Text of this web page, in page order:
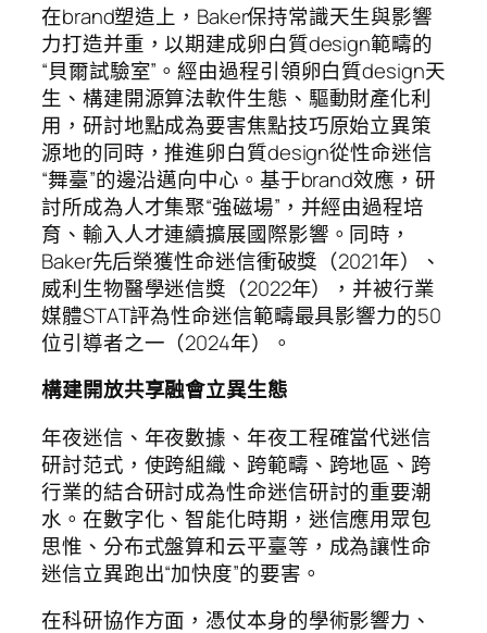
在brand塑造上，Baker保持常識天生與影響
力打造并重，以期建成卵白質design範疇的
“貝爾試驗室”。經由過程引領卵白質design天
生、構建開源算法軟件生態、驅動財產化利
用，研討地點成為要害焦點技巧原始立異策
源地的同時，推進卵白質design從性命迷信
“舞臺”的邊沿邁向中心。基于brand效應，研
討所成為人才集聚“強磁場”，并經由過程培
育、輸入人才連續擴展國際影響。同時，
Baker先后榮獲性命迷信衝破獎（2021年）、
威利生物醫學迷信獎（2022年），并被行業
媒體STAT評為性命迷信範疇最具影響力的50
位引導者之一（2024年）。
構建開放共享融會立異生態
年夜迷信、年夜數據、年夜工程確當代迷信
研討范式，使跨組織、跨範疇、跨地區、跨
行業的結合研討成為性命迷信研討的重要潮
水。在數字化、智能化時期，迷信應用眾包
思惟、分布式盤算和云平臺等，成為讓性命
迷信立異跑出“加快度”的要害。
在科研協作方面，憑仗本身的學術影響力、